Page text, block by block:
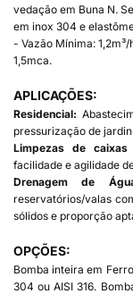
vedação em Buna N.
em inox 304 e
- Vazão Mínima:
1,5mca.
APLICAÇÕES:
Residencial:
pressurização de
Limpezas de caixas
facilidade e agilidade
Drenagem de
reservatórios/valas
sólidos e proporção
OPÇÕES:
Bomba inteira em
304 ou AISI 316.